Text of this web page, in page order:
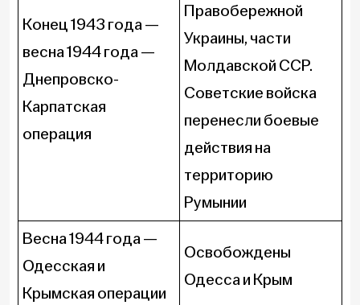
Конец 1943 года —
весна 1944 года —
Днепровско-
Карпатская
операция
Правобережной
Украины, части
Молдавской ССР.
Советские войска
перенесли боевые
действия на
территорию
Румынии
Весна 1944 года —
Одесская и
Крымская операции
Освобождены
Одесса и Крым